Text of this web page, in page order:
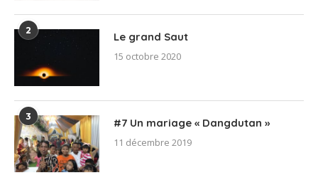
2 Le grand Saut
15 octobre 2020
3 #7 Un mariage « Dangdutan »
11 décembre 2019